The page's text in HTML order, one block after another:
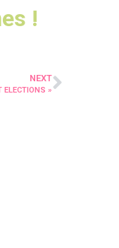
!
NEXT
»